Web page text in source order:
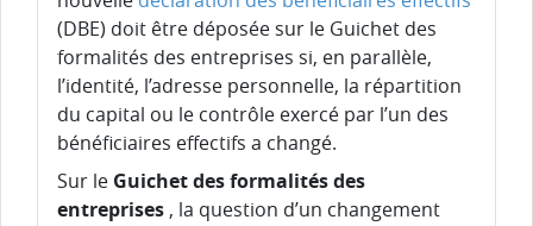
(DBE) doit être déposée sur le Guichet des
formalités des entreprises si, en parallèle,
l’identité, l’adresse personnelle, la répartition
du capital ou le contrôle exercé par l’un des
bénéficiaires effectifs a changé.
Sur le Guichet des formalités des
entreprises , la question d’un changement